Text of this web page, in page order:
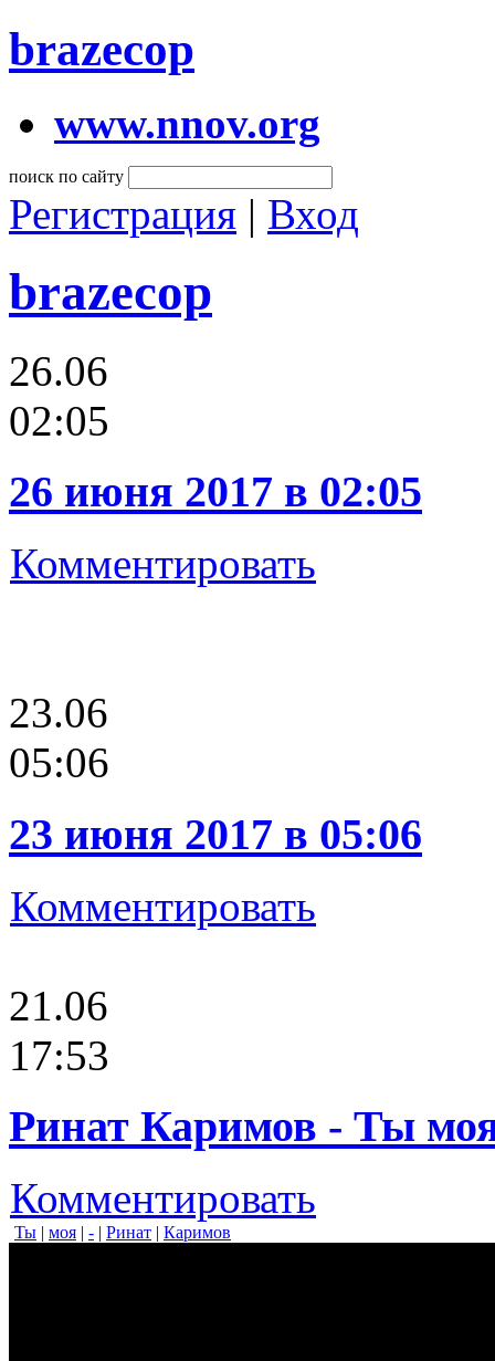
brazecop
www.nnov.org
поиск по сайту
Регистрация | Вход
brazecop
26.06
02:05
26 июня 2017 в 02:05
Комментировать
23.06
05:06
23 июня 2017 в 05:06
Комментировать
21.06
17:53
Ринат Каримов - Ты
Комментировать
Ты | моя | - | Ринат | Каримов